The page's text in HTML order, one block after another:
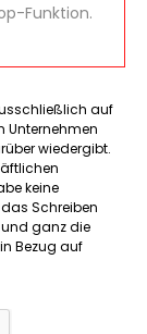
Funktion.
auf
Unternehmen
wiedergibt.
keine
Schreiben
und ganz die
Bezug auf